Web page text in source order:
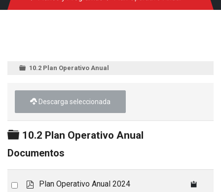
10.2 Plan Operativo Anual
Descarga seleccionada
Carpeta
10.2 Plan Operativo Anual
Documentos
Select
pPlan Operativo Anual 2024